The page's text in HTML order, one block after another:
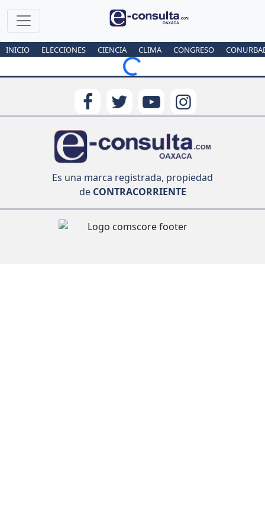
INICIO ELECCIONES CIENCIA CLIMA CONGRESO
Loading...
Es una marca registrada, propiedad
deCONTRACORRIENTE